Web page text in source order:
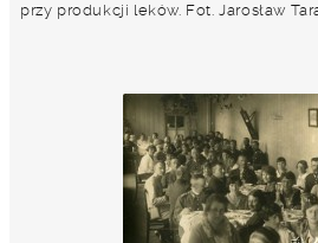
przy produkcji leków. Fot. Jarosław